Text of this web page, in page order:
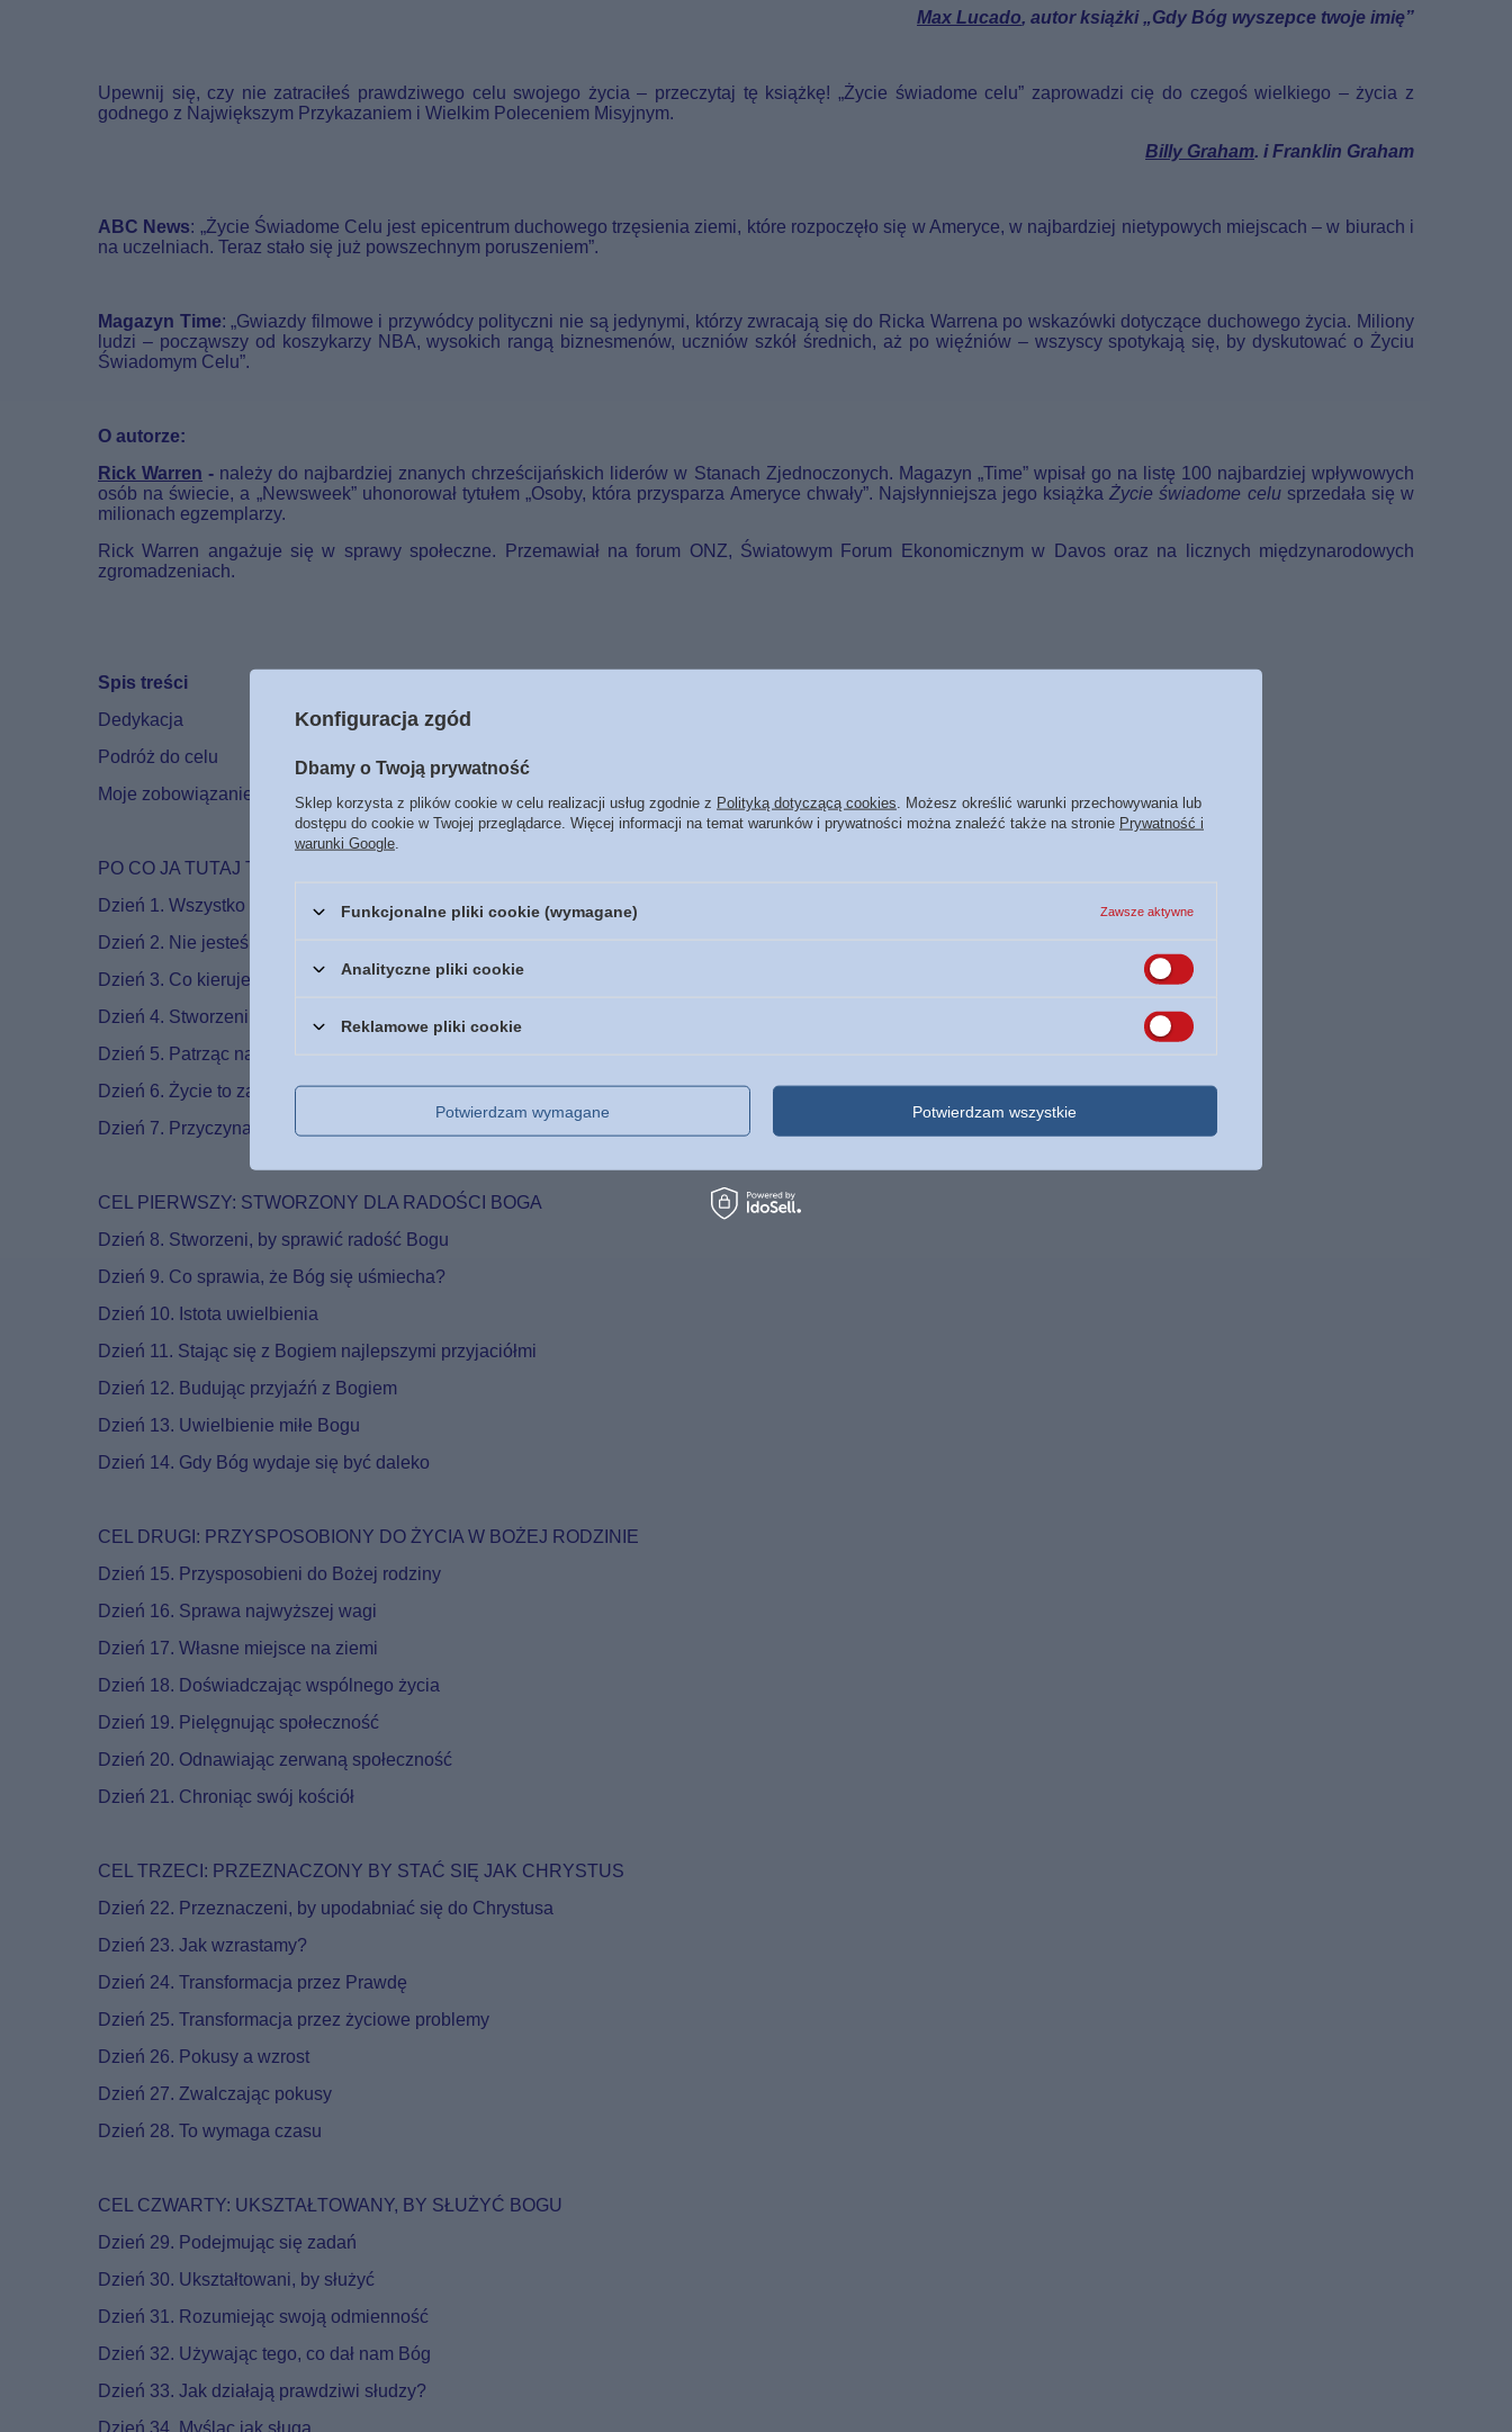
Max Lucado, autor książki „Gdy Bóg wyszepce twoje imię”
Upewnij się, czy nie zatraciłeś prawdziwego celu swojego życia – przeczytaj tę książkę! „Życie świadome celu” zaprowadzi cię do czegoś wielkiego – życia z
godnego z Największym Przykazaniem i Wielkim Poleceniem Misyjnym.
Billy Graham. i Franklin Graham
ABC News: „Życie Świadome Celu jest epicentrum duchowego trzęsienia ziemi, które rozpoczęło się w Ameryce, w najbardziej nietypowych miejscach – w biurach i
na uczelniach. Teraz stało się już powszechnym poruszeniem”.
Magazyn Time: „Gwiazdy filmowe i przywódcy polityczni nie są jedynymi, którzy zwracają się do Ricka Warrena po wskazówki dotyczące duchowego życia. Miliony
ludzi – począwszy od koszykarzy NBA, wysokich rangą biznesmenów, uczniów szkół średnich, aż po więźniów – wszyscy spotykają się, by dyskutować o Życiu
Świadomym Celu”.
O autorze:
Rick Warren - należy do najbardziej znanych chrześcijańskich liderów w Stanach Zjednoczonych. Magazyn „Time” wpisał go na listę 100 najbardziej wpływowych
osób na świecie, a „Newsweek” uhonorował tytułem „Osoby, która przysparza Ameryce chwały”. Najsłynniejsza jego książkaŻycie świadome celusprzedała się w
milionach egzemplarzy.
Rick Warren angażuje się w sprawy społeczne. Przemawiał na forum ONZ, Światowym Forum Ekonomicznym w Davos oraz na licznych międzynarodowych
zgromadzeniach.
Spis treści
Dedykacja
Podróż do celu
Moje zobowiązanie
PO CO JA TUTAJ TAK NAPRAWDĘ JESTEM?
Dzień 1. Wszystko zaczyna się w Bogu
Dzień 2. Nie jesteś dziełem przypadku
Dzień 3. Co kieruje twoim życiem?
Dzień 4. Stworzeni, by żyć wiecznie
Dzień 5. Patrząc na życie z Bożej perspektywy
Dzień 6. Życie to zadanie do wykonania
Dzień 7. Przyczyna wszystkiego
CEL PIERWSZY: STWORZONY DLA RADOŚCI BOGA
Dzień 8. Stworzeni, by sprawić radość Bogu
Dzień 9. Co sprawia, że Bóg się uśmiecha?
Dzień 10. Istota uwielbienia
Dzień 11. Stając się z Bogiem najlepszymi przyjaciółmi
Dzień 12. Budując przyjaźń z Bogiem
Dzień 13. Uwielbienie miłe Bogu
Dzień 14. Gdy Bóg wydaje się być daleko
CEL DRUGI: PRZYSPOSOBIONY DO ŻYCIA W BOŻEJ RODZINIE
Dzień 15. Przysposobieni do Bożej rodziny
Dzień 16. Sprawa najwyższej wagi
Dzień 17. Własne miejsce na ziemi
Dzień 18. Doświadczając wspólnego życia
Dzień 19. Pielęgnując społeczność
Dzień 20. Odnawiając zerwaną społeczność
Dzień 21. Chroniąc swój kościół
CEL TRZECI: PRZEZNACZONY BY STAĆ SIĘ JAK CHRYSTUS
Dzień 22. Przeznaczeni, by upodabniać się do Chrystusa
Dzień 23. Jak wzrastamy?
Dzień 24. Transformacja przez Prawdę
Dzień 25. Transformacja przez życiowe problemy
Dzień 26. Pokusy a wzrost
Dzień 27. Zwalczając pokusy
Dzień 28. To wymaga czasu
CEL CZWARTY: UKSZTAŁTOWANY, BY SŁUŻYĆ BOGU
Dzień 29. Podejmując się zadań
Dzień 30. Ukształtowani, by służyć
Dzień 31. Rozumiejąc swoją odmienność
Dzień 32. Używając tego, co dał nam Bóg
Dzień 33. Jak działają prawdziwi słudzy?
Dzień 34. Myśląc jak sługa
Konfiguracja zgód
Dbamy o Twoją prywatność
Sklep korzysta z plików cookie w celu realizacji usług zgodnie z Polityką dotyczącą cookies . Możesz określić warunki przechowywania lub
dostępu do cookie w Twojej przeglądarce. Więcej informacji na temat warunków i prywatności można znaleźć także na stronie Prywatność i
warunki Google
Funkcjonalne pliki cookie (wymagane) Zawsze aktywne
Analityczne pliki cookie
Reklamowe pliki cookie
Potwierdzam wymagane Potwierdzam wszystkie